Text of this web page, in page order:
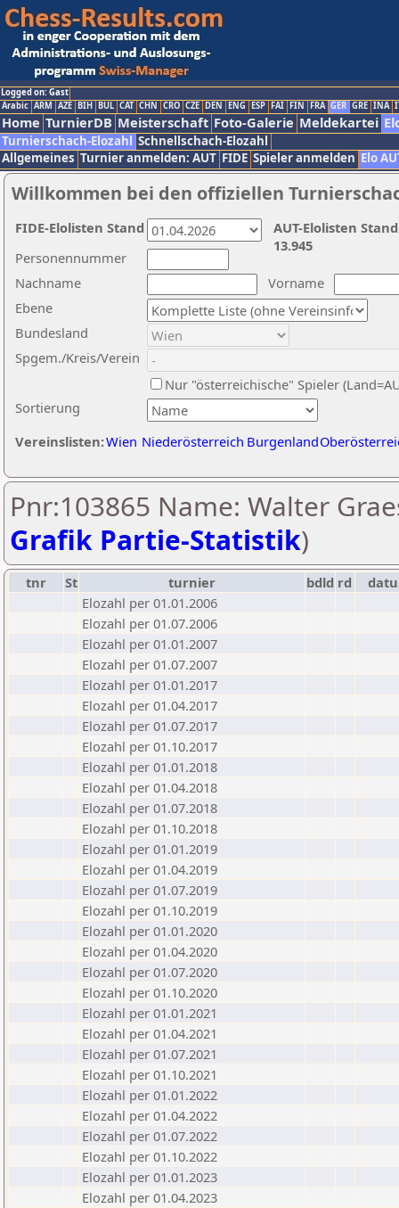
Logged on: Gast
Arabic ARM AZE BIH BUL CAT CHN CRO CZE DEN ENG ESP FAI FIN FRA GER GRE INA
Home TurnierDB Meisterschaft Foto-Galerie Meldekartei
Turnierschach-Elozahl Schnellschach-Elozahl
Allgemeines Turnier anmelden: AUT FIDE Spieler anmelden Elo
Willkommen bei den offiziellen
Nachname
Vorname
Ebene
Sortierung
Personennummer
Bundesland
Spgem./Kreis/Verein
Nur "österreichische" Spieler
Vereinslisten:Wien Niederösterreich Burgenland
AUT-Elolisten
13.945
FIDE-Elolisten Stand
Pnr:103865 Name: Walter
Grafik Partie-Statistik)
tnr St turnier bdld rd
Elozahl per 01.01.2006
Elozahl per 01.07.2006
Elozahl per 01.01.2007
Elozahl per 01.07.2007
Elozahl per 01.01.2017
Elozahl per 01.04.2017
Elozahl per 01.07.2017
Elozahl per 01.10.2017
Elozahl per 01.01.2018
Elozahl per 01.04.2018
Elozahl per 01.07.2018
Elozahl per 01.10.2018
Elozahl per 01.01.2019
Elozahl per 01.04.2019
Elozahl per 01.07.2019
Elozahl per 01.10.2019
Elozahl per 01.01.2020
Elozahl per 01.04.2020
Elozahl per 01.07.2020
Elozahl per 01.10.2020
Elozahl per 01.01.2021
Elozahl per 01.04.2021
Elozahl per 01.07.2021
Elozahl per 01.10.2021
Elozahl per 01.01.2022
Elozahl per 01.04.2022
Elozahl per 01.07.2022
Elozahl per 01.10.2022
Elozahl per 01.01.2023
Elozahl per 01.04.2023